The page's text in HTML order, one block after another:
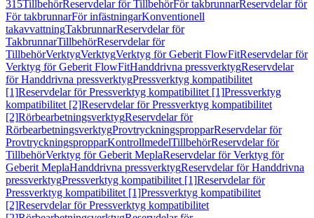
315TillbehörReservdelar för TillbehörFör takbrunnarReservdelar för
För takbrunnarFör infästningarKonventionell
takavvattningTakbrunnarReservdelar för
TakbrunnarTillbehörReservdelar för
TillbehörVerktygVerktygVerktyg för Geberit FlowFitReservdelar för
Verktyg för Geberit FlowFitHanddrivna pressverktygReservdelar
för Handdrivna pressverktygPressverktyg kompatibilitet
[1]Reservdelar för Pressverktyg kompatibilitet [1]Pressverktyg
kompatibilitet [2]Reservdelar för Pressverktyg kompatibilitet
[2]RörbearbetningsverktygReservdelar för
RörbearbetningsverktygProvtryckningspropparReservdelar för
ProvtryckningspropparKontrollmedelTillbehörReservdelar för
TillbehörVerktyg för Geberit MeplaReservdelar för Verktyg för
Geberit MeplaHanddrivna pressverktygReservdelar för Handdrivna
pressverktygPressverktyg kompatibilitet [1]Reservdelar för
Pressverktyg kompatibilitet [1]Pressverktyg kompatibilitet
[2]Reservdelar för Pressverktyg kompatibilitet